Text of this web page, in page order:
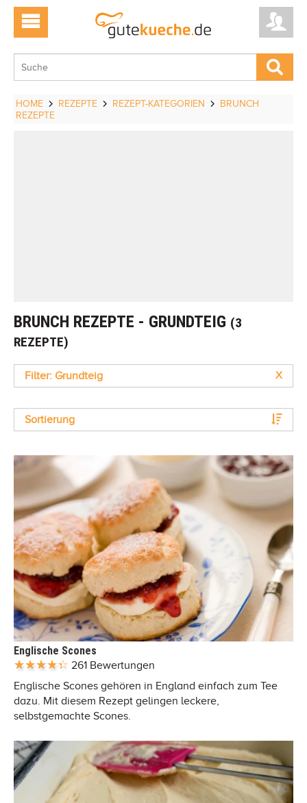
HOME REZEPTE REZEPT-KATEGORIEN
BRUNCH
REZEPTE
BRUNCH REZEPTE - GRUNDTEIG (3
REZEPTE)
Filter: Grundteig X
Sortierung
Englische Scones
261 Bewertungen
Englische Scones gehören in England einfach zum Tee
dazu. Mit diesem Rezept gelingen leckere,
selbstgemachte Scones.